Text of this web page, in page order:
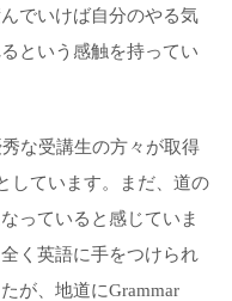
でいけば自分のやる気
という感触を持ってい
な受講生の方々が取得
しています。まだ、道の
っていると感じていま
く英語に手をつけられ
が、地道にGrammar